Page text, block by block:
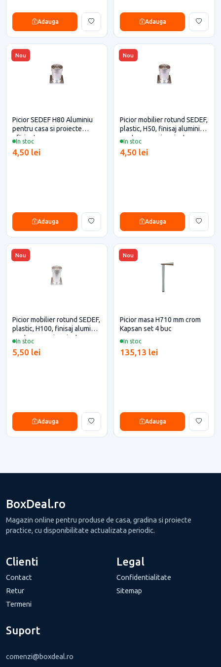
Adauga Adauga
Nou
In stoc
Picior SEDEF H80 Aluminiu
pentru casa si proiecte
eficiente
4,50 lei
Adauga
Nou
In stoc
Picior mobilier rotund SEDEF,
plastic, H50, finisaj aluminiu
pentru casa si proiecte
4,50 lei
Adauga
Nou
In stoc
Picior mobilier rotund SEDEF,
plastic, H100, finisaj aluminiu
pentru casa si proiecte
5,50 lei
Adauga
Nou
In stoc
Picior masa H710 mm crom
Kapsan set 4 buc
135,13 lei
Adauga
BoxDeal.ro
Magazin online pentru produse de casa, gradina si proiecte
practice, cu disponibilitate actualizata periodic.
Clienti
Contact
Retur
Termeni
Legal
Confidentialitate
Sitemap
Suport
comenzi@boxdeal.ro